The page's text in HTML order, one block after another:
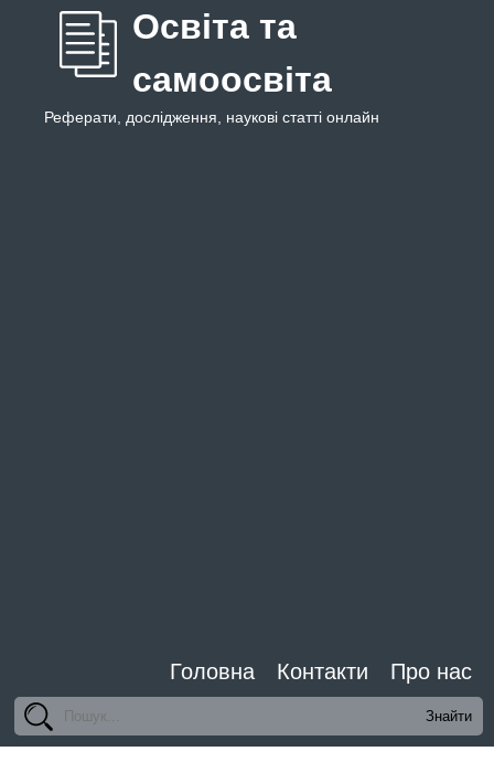
Освіта та
самоосвіта
Реферати, дослідження, наукові статті онлайн
Головна Контакти Про нас